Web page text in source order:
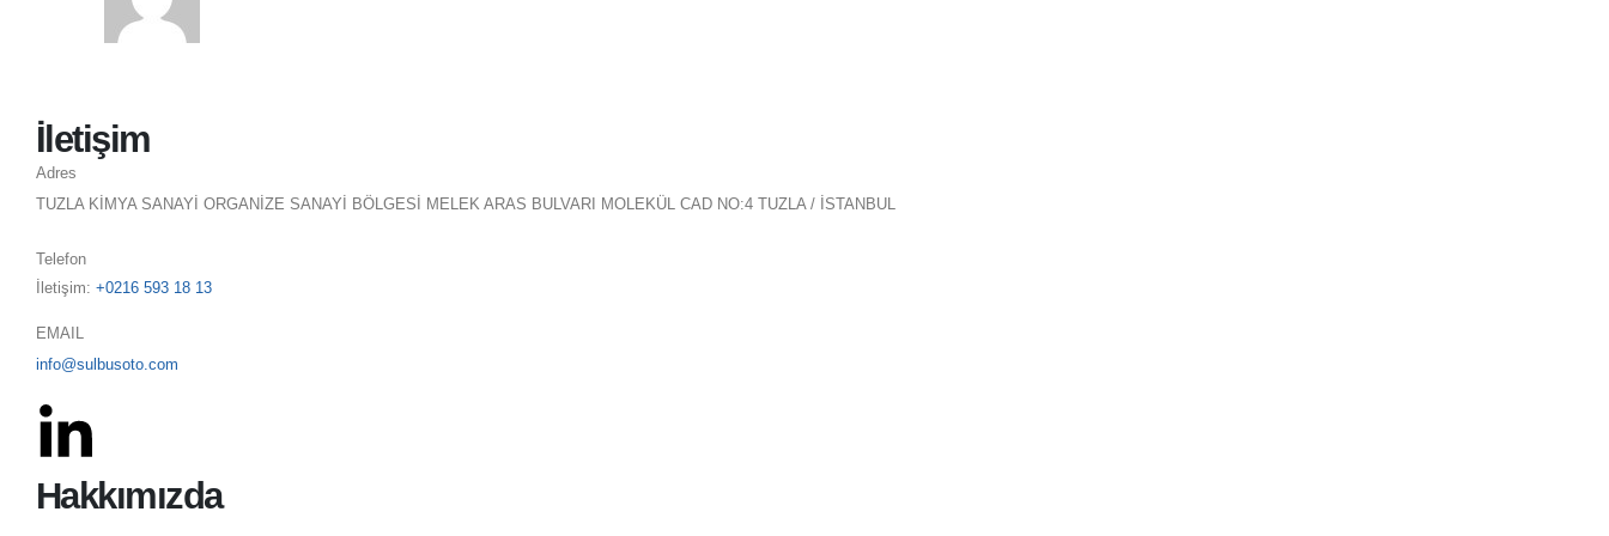
İletişim
Adres
TUZLA KİMYA SANAYİ ORGANİZE SANAYİ BÖLGESİ MELEK ARAS BULVARI MOLEKÜL CAD NO:4 TUZLA / İSTANBUL
Telefon
İletişim: +0216 593 18 13
EMAIL
info@sulbusoto.com
Hakkımızda